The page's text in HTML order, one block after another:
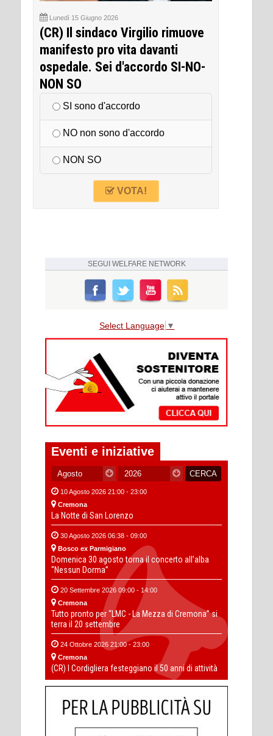
Lunedì 15 Giugno 2026
(CR) Il sindaco Virgilio rimuove
manifesto pro vita davanti
ospedale. Sei d'accordo SI-NO-
NON SO
SI sono d'accordo
NO non sono d'accordo
NON SO
VOTA!
SEGUI WELFARE NETWORK
Select Language ▼
Eventi e iniziative
10 Agosto 2026 21:00 - 23:00
Cremona
La Notte di San Lorenzo
30 Agosto 2026 06:38 - 09:00
Bosco ex Parmigiano
Domenica 30 agosto torna il concerto all’alba
“Nessun Dorma”
20 Settembre 2026 09:00 - 14:00
Cremona
Tutto pronto per “LMC - La Mezza di Cremona” si
terra il 20 settembre
24 Ottobre 2026 21:00 - 23:00
Cremona
(CR) I Cordigliera festeggiano il 50 anni di attività